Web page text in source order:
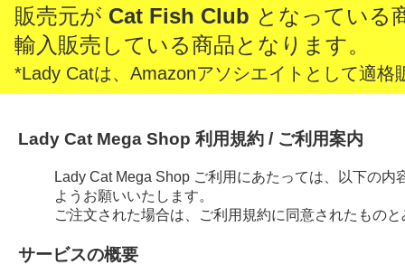
販売元が Cat Fish Club となっている
輸入販売している商品となります。
*Lady Catは、Amazonアソシエイトとして適格
Lady Cat Mega Shop 利用規約 / ご利用案内
Lady Cat Mega Shop ご利用にあたっては、以下の
ようお願いいたします。
ご注文された場合は、ご利用規約に同意されたもの
サービスの概要